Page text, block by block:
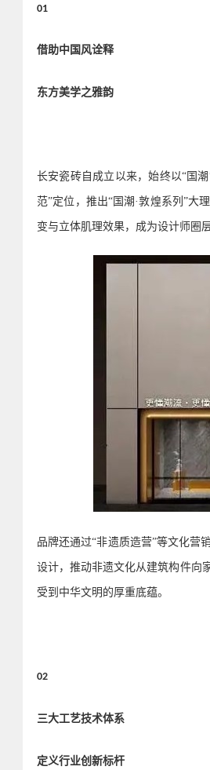
01
借助中国风诠释
东方美学之雅韵
长安瓷砖自成立以来，始终以“ 国潮
范”定位，推出“国潮·敦煌系列”大
变与立体肌理效果，成为设计师圈
品牌还通过“非遗质造营”等文化营
设计，推动非遗文化从建筑构件向
受到中华文明的厚重底蕴。
02
三大工艺技术体系
定义行业创新标杆